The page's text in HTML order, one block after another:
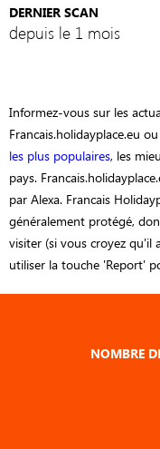
DERNIER SCAN
depuis le 1 mois
Informez-vous sur les
Francais.holidayplace.eu
les plus populaires, les
pays.
par Alexa. Francais
généralement protégé,
visiter (si vous croyez qu'il
utiliser la touche 'Report'
NOMBRE